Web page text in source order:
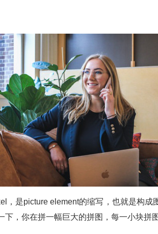
是picture element的缩写，也就是构
，你在拼一幅巨大的拼图，每一小块拼